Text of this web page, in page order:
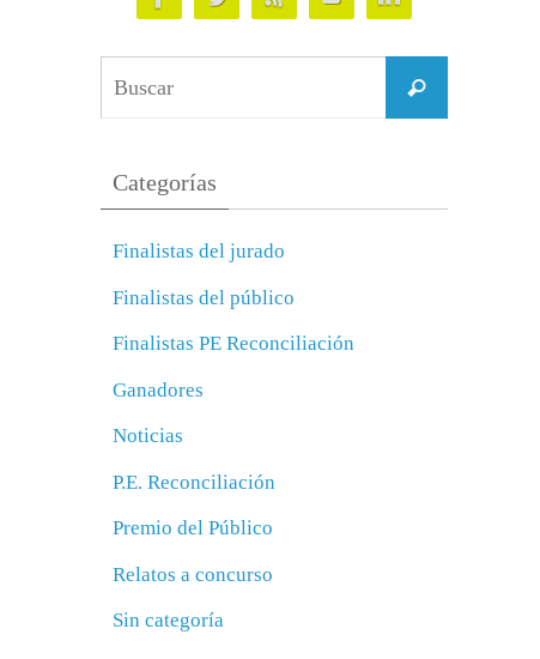
Buscar
Categorías
Finalistas del jurado
Finalistas del público
Finalistas PE Reconciliación
Ganadores
Noticias
P.E. Reconciliación
Premio del Público
Relatos a concurso
Sin categoría